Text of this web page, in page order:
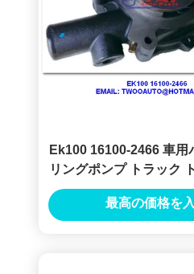
Ek100 16100-2466 車用
リングポンプ トラック
用冷却 トラック用水ポ
2466 Ek100
最高の価格を